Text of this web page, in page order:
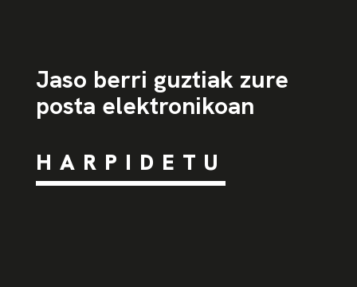
Jaso berri guztiak zure
posta elektronikoan
HARPIDETU